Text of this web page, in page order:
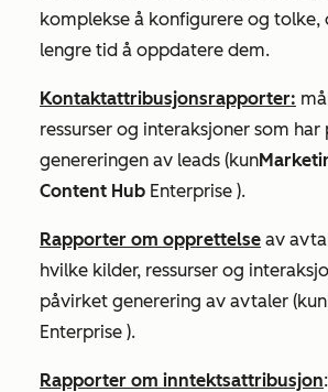
komplekse å konfigurere og tolke,
lengre tid å oppdatere dem.
Kontaktattribusjonsrapporter:
ressurser og interaksjoner som
genereringen av leads (kun
Content Hub Enterprise ).
Rapporter om opprettelse av
hvilke kilder, ressurser og
påvirket generering av avtaler (kun
Enterprise ).
Rapporter om inntektsattribusjon